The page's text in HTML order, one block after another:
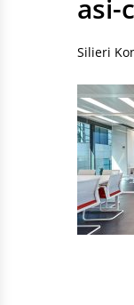
asi-
Silieri